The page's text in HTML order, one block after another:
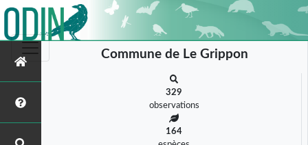
Commune de Le Grippon
329
observations
164